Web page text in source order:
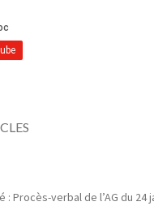
Procès-verbal de l’AG du 24